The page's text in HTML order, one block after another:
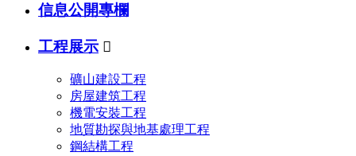
信息公開專欄
工程展示 
礦山建設工程
房屋建筑工程
機電安裝工程
地質勘探與地基處理工程
鋼結構工程